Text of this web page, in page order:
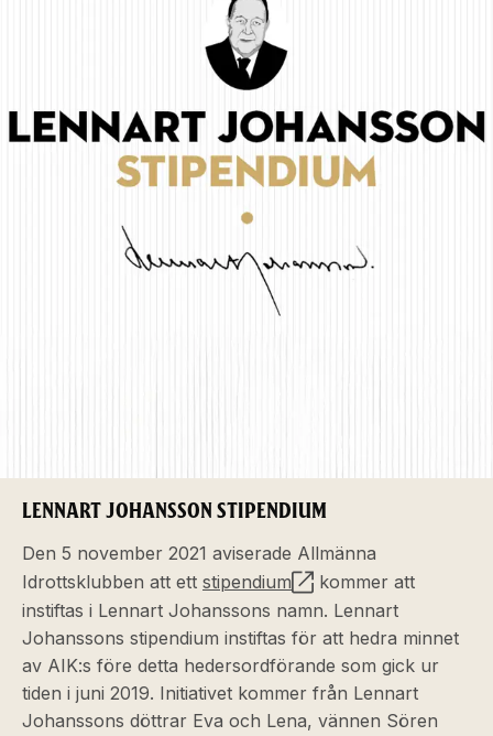
LENNART JOHANSSON STIPENDIUM
Den 5 november 2021 aviserade Allmänna
Idrottsklubben att ett stipendium
kommer att
instiftas i Lennart Johanssons namn. Lennart
Johanssons stipendium instiftas för att hedra minnet
av AIK:s före detta hedersordförande som gick ur
tiden i juni 2019. Initiativet kommer från Lennart
Johanssons döttrar Eva och Lena, vännen Sören